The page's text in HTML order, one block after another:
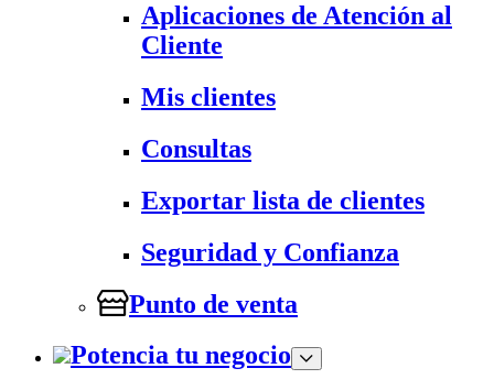
Aplicaciones de Atención al
Cliente
Mis clientes
Consultas
Exportar lista de clientes
Seguridad y Confianza
Punto de venta
Potencia tu negocio